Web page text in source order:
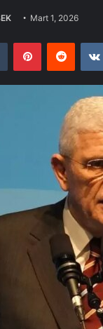
Mart 1, 2026
Tumblr PinterestReddit